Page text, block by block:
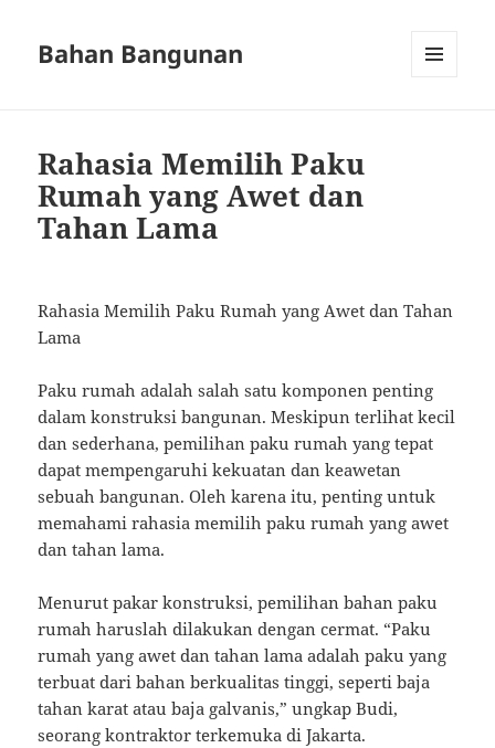
Bahan Bangunan
Rahasia Memilih Paku
Rumah yang Awet dan
Tahan Lama
Rahasia Memilih Paku Rumah yang Awet dan Tahan
Lama
Paku rumah adalah salah satu komponen penting
dalam konstruksi bangunan. Meskipun terlihat kecil
dan sederhana, pemilihan paku rumah yang tepat
dapat mempengaruhi kekuatan dan keawetan
sebuah bangunan. Oleh karena itu, penting untuk
memahami rahasia memilih paku rumah yang awet
dan tahan lama.
Menurut pakar konstruksi, pemilihan bahan paku
rumah haruslah dilakukan dengan cermat. “Paku
rumah yang awet dan tahan lama adalah paku yang
terbuat dari bahan berkualitas tinggi, seperti baja
tahan karat atau baja galvanis,” ungkap Budi,
seorang kontraktor terkemuka di Jakarta.